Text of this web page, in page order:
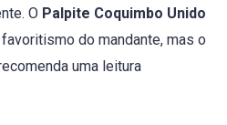
O Palpite Coquimbo Unido
do mandante, mas o
uma leitura